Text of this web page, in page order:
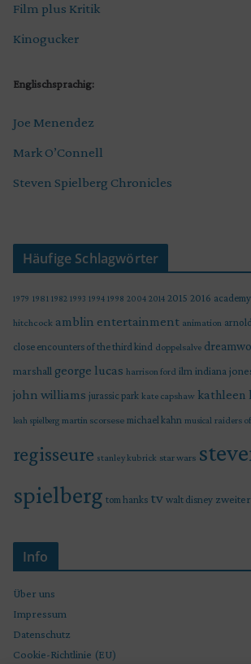
Film plus Kritik
Kinogucker
Englischsprachig:
Joe Menendez
Mark O’Connell
Steven Spielberg Chronicles
Häufige Schlagwörter
1979 1981 1982 1993 1994 1998 2004 2014 2015 2016
hitchcock amblin entertainment animation
close encounters of the third kind doppelsalve
marshall george lucas harrison ford ilm indiana
john williams jurassic park kate capshaw kathleen
leah spielberg martin scorsese michael kahn musical raiders
regisseure stanley kubrick star wars
spielberg tom hanks tv walt disney
Info
Über uns
Impressum
Datenschutz
Cookie-Richtlinie (EU)